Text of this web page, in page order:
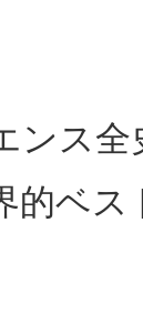
ンス
的ベス